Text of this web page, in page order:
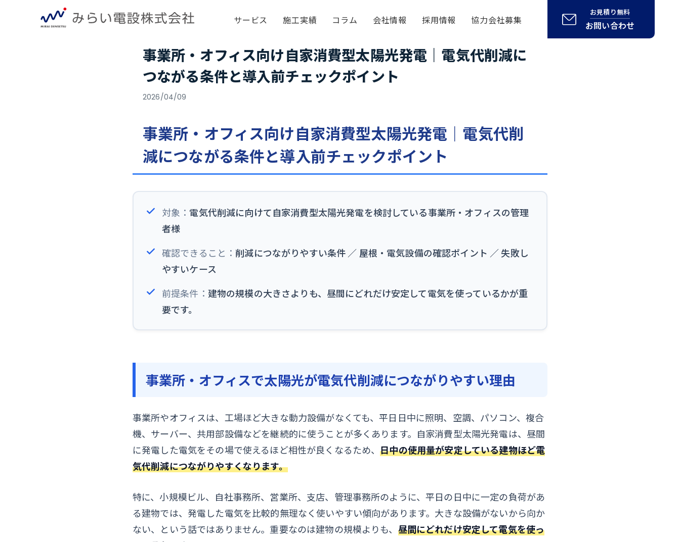
サービス 施工実績 コラム 会社情報 採用情報 協力会社募集
お見積り無料
お問い合わせ
事業所・オフィス向け自家消費型太陽光発電｜電気代削減に
つながる条件と導入前チェックポイント
2026/04/09
事業所・オフィス向け自家消費型太陽光発電｜電気代削
減につながる条件と導入前チェックポイント
対象： 電気代削減に向けて自家消費型太陽光発電を検討している事業所・オフィスの管理
者様
確認できること： 削減につながりやすい条件 ／ 屋根・電気設備の確認ポイント ／ 失敗し
やすいケース
前提条件： 建物の規模の大きさよりも、昼間にどれだけ安定して電気を使っているかが重
要です。
事業所・オフィスで太陽光が電気代削減につながりやすい理由
事業所やオフィスは、工場ほど大きな動力設備がなくても、平日日中に照明、空調、パソコン、複合
機、サーバー、共用部設備などを継続的に使うことが多くあります。自家消費型太陽光発電は、昼間
に発電した電気をその場で使えるほど相性が良くなるため、日中の使用量が安定している建物ほど電
気代削減につながりやすくなります。
特に、小規模ビル、自社事務所、営業所、支店、管理事務所のように、平日の日中に一定の負荷があ
る建物では、発電した電気を比較的無理なく使いやすい傾向があります。大きな設備がないから向か
ない、という話ではありません。重要なのは建物の規模よりも、 昼間にどれだけ安定して電気を使っ